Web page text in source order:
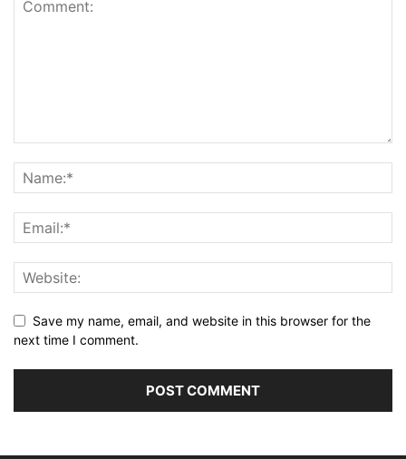
Save my name, email, and website in this browser for the
next time I comment.